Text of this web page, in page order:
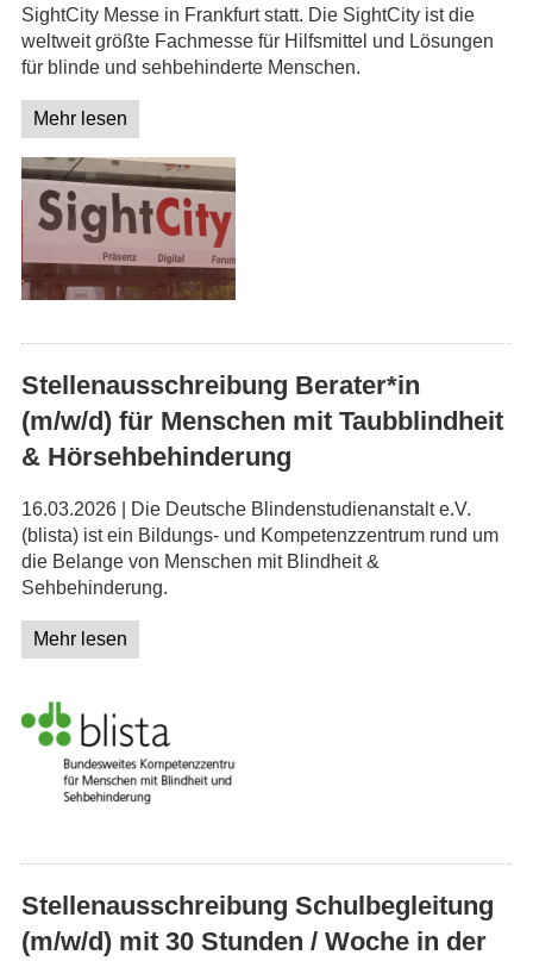
SightCity Messe in Frankfurt statt. Die SightCity ist die
weltweit größte Fachmesse für Hilfsmittel und Lösungen
für blinde und sehbehinderte Menschen.
Mehr lesen
Stellenausschreibung Berater*in
(m/w/d) für Menschen mit Taubblindheit
& Hörsehbehinderung
16.03.2026 | Die Deutsche Blindenstudienanstalt e.V.
(blista) ist ein Bildungs- und Kompetenzzentrum rund um
die Belange von Menschen mit Blindheit &
Sehbehinderung.
Mehr lesen
Stellenausschreibung Schulbegleitung
(m/w/d) mit 30 Stunden / Woche in der